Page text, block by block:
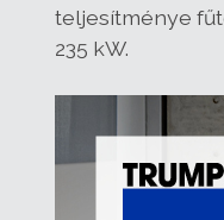
teljesítménye
235 kW.